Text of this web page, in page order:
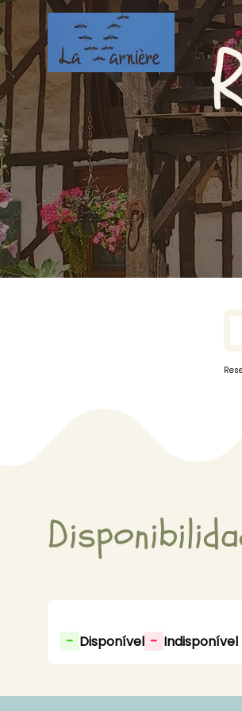
- Disponível - Indisponível